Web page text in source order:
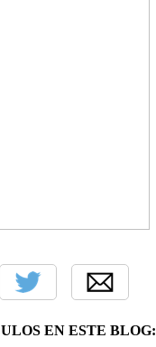
EN ESTE BLOG: